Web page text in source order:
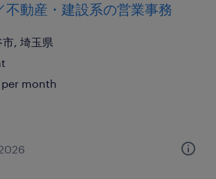
不動産・建設系の営業事務
, 埼玉県
month